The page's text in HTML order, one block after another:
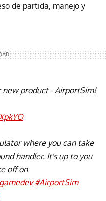
de partida, manejo y
new product - AirportSim!
where you can take
handler. It's up to you
off on
#AirportSim